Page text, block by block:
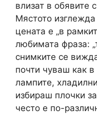
влизат в обявите
Мястото
цената е „в
любимата фраза:
снимките се
почти чуваш как
лампите,
избираш плочки
често е по-